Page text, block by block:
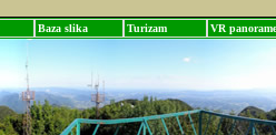
Baza slika Turizam VR panorame